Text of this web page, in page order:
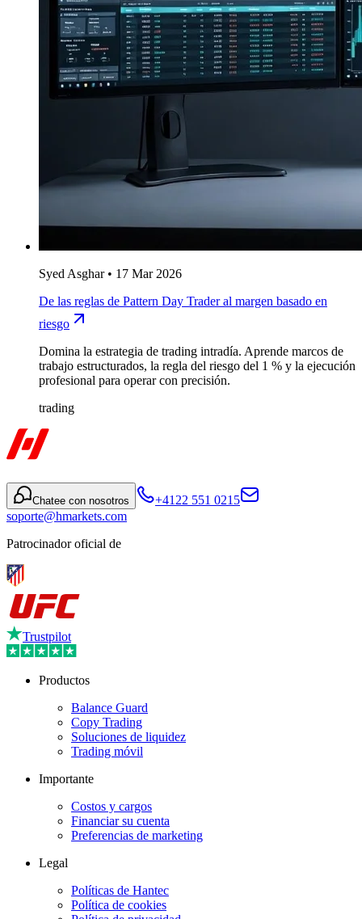
Syed Asghar• 17 Mar 2026
De las reglas de Pattern Day Trader al margen basado en
riesgo
Domina la estrategia de trading intradía. Aprende marcos de
trabajo estructurados, la regla del riesgo del 1 % y la ejecución
profesional para operar con precisión.
trading
Chatee con nosotros
+4122 551 0215
soporte@hmarkets.com
Patrocinador oficial de
Trustpilot
Productos
Balance Guard
Copy Trading
Soluciones de liquidez
Trading móvil
Importante
Costos y cargos
Financiar su cuenta
Preferencias de marketing
Legal
Políticas de Hantec
Política de cookies